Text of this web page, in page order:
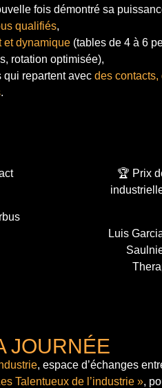
fois démontré sa
qualifiés,
et dynamique (tables de 4 à 6
rotation optimisée),
repartent avec des contacts,
.
🏆 Prix
Luis
JOURNÉE
, espace d’échanges
Talentueux de l’industrie »,